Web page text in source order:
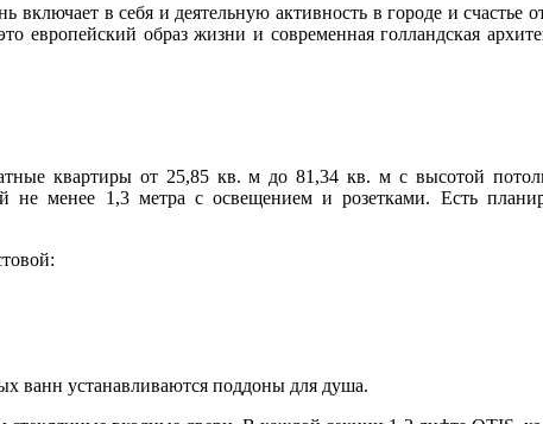
включает в себя и деятельную активность в городе и
европейский образ жизни и современная голландская
квартиры от 25,85 кв. м до 81,34 кв. м с высотой
не менее 1,3 метра с освещением и розетками. Есть
ванн устанавливаются поддоны для душа.